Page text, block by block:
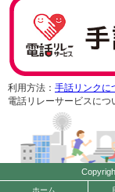
ホーム
利用方法： 手話リンクに
電話リレーサービスにつ